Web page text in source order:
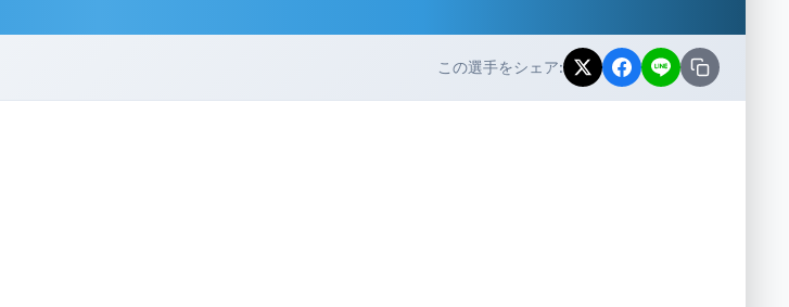
この選手をシェア: